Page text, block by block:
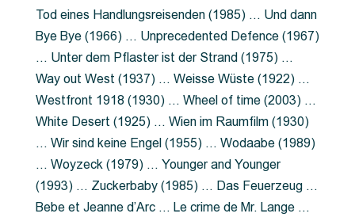
Tod eines Handlungsreisenden (1985) … Und dann
Bye Bye (1966) … Unprecedented Defence (1967)
… Unter dem Pflaster ist der Strand (1975) …
Way out West (1937) … Weisse Wüste (1922) …
Westfront 1918 (1930) … Wheel of time (2003) …
White Desert (1925) … Wien im Raumfilm (1930)
… Wir sind keine Engel (1955) … Wodaabe (1989)
… Woyzeck (1979) … Younger and Younger
(1993) … Zuckerbaby (1985) … Das Feuerzeug …
Bebe et Jeanne d’Arc … Le crime de Mr. Lange …